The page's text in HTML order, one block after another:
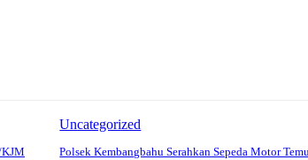
Uncategorized
Polsek Kembangbahu Serahkan Sepeda Motor